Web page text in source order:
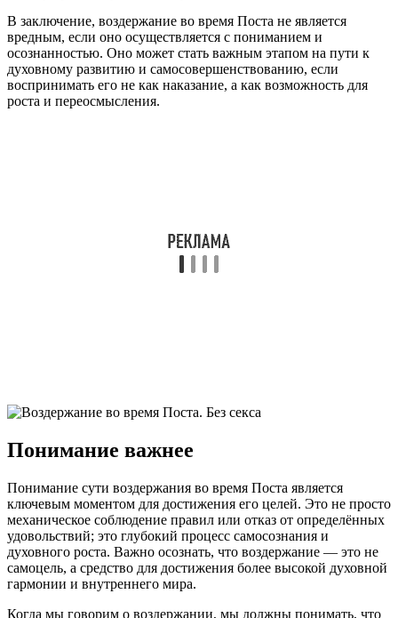
В заключение, воздержание во время Поста не является
вредным, если оно осуществляется с пониманием и
осознанностью. Оно может стать важным этапом на пути к
духовному развитию и самосовершенствованию, если
воспринимать его не как наказание, а как возможность для
роста и переосмысления.
Понимание важнее
Понимание сути воздержания во время Поста является
ключевым моментом для достижения его целей. Это не просто
механическое соблюдение правил или отказ от определённых
удовольствий; это глубокий процесс самосознания и
духовного роста. Важно осознать, что воздержание — это не
самоцель, а средство для достижения более высокой духовной
гармонии и внутреннего мира.
Когда мы говорим о воздержании, мы должны понимать, что